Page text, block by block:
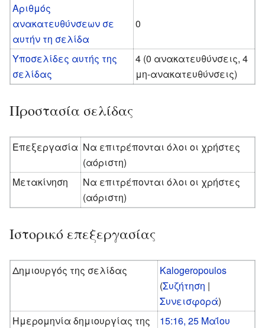
Αριθμός
ανακατευθύνσεων σε
αυτήν τη σελίδα
0
Υποσελίδες αυτής της
σελίδας
4 (0 ανακατευθύνσεις, 4
μη-ανακατευθύνσεις)
Προστασία σελίδας
Επεξεργασία Να επιτρέπονται όλοι οι χρήστες
(αόριστη)
Μετακίνηση
Να επιτρέπονται όλοι οι χρήστες
(αόριστη)
Ιστορικό επεξεργασίας
Δημιουργός της σελίδας
Kalogeropoulos
(Συζήτηση |
Συνεισφορά)
Ημερομηνία δημιουργίας της
15:16, 25 Μαΐου